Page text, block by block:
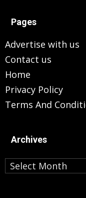
Pages
Advertise with us
Contact us
Home
Privacy Policy
Terms And
Archives
Archives